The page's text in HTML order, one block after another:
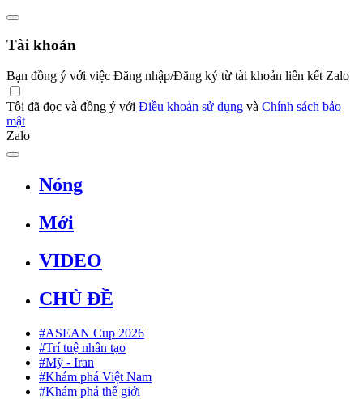
Tài khoản
Bạn đồng ý với việc Đăng nhập/Đăng ký từ tài khoản liên kết Zalo
Tôi đã đọc và đồng ý với Điều khoản sử dụng và Chính sách bảo
mật
Zalo
Nóng
Mới
VIDEO
CHỦ ĐỀ
#ASEAN Cup 2026
#Trí tuệ nhân tạo
#Mỹ - Iran
#Khám phá Việt Nam
#Khám phá thế giới